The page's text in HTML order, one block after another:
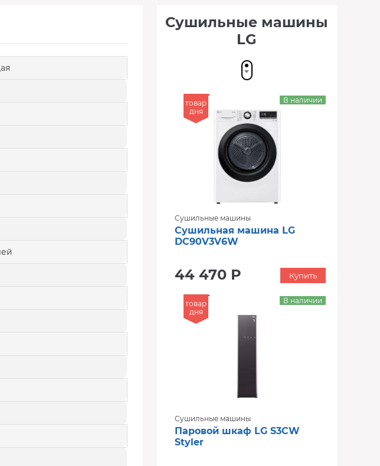
Сушильные машины
LG
товар
дня
Сушильные машины
Сушильная машина LG
DC90V3V6W
44 470 Р
В наличии
Купить
товар
дня
Сушильные машины
Паровой шкаф LG S3CW
Styler
В наличии